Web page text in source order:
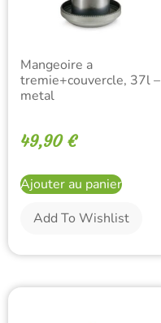
Mangeoire a
tremie+couvercle, 37l –
metal
49,90 €
Ajouter au panier
Add To Wishlist